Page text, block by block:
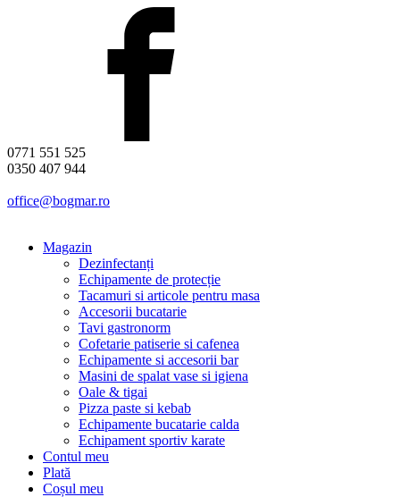
0771 551 525
0350 407 944
office@bogmar.ro
Magazin
Dezinfectanți
Echipamente de protecție
Tacamuri si articole pentru masa
Accesorii bucatarie
Tavi gastronorm
Cofetarie patiserie si cafenea
Echipamente si accesorii bar
Masini de spalat vase si igiena
Oale & tigai
Pizza paste si kebab
Echipamente bucatarie calda
Echipament sportiv karate
Contul meu
Plată
Coșul meu